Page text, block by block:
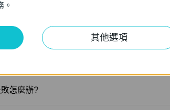
怎麼辦?
。
其他選項